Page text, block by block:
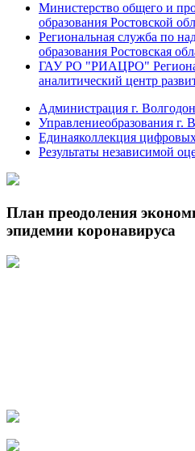
Министерство общего и
образования Ростовской
Региональная служба по
образования Ростовская
ГАУ РО "РИАЦРО"
аналитический центр
Администрация г.
Управлениеобразования г.
Единаяколлекция
Результаты независимой
План преодоления
эпидемии коронавируса